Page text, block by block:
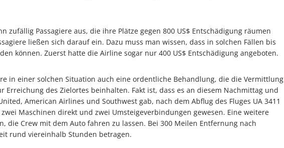
zufällig Passagiere aus, die ihre Plätze gegen 800 US$ Entschädigung räumen
ließen sich darauf ein. Dazu muss man wissen, dass in solchen Fällen bis
können. Zuerst hatte die Airline sogar nur 400 US$ Entschädigung angeboten.
in einer solchen Situation auch eine ordentliche Behandlung, die die Vermittlung
Erreichung des Zielortes beinhalten. Fakt ist, dass es an diesem Nachmittag und
American Airlines und Southwest gab, nach dem Abflug des Fluges UA 3411
Maschinen direkt und zwei Umsteigeverbindungen gewesen. Eine weitere
die Crew mit dem Auto fahren zu lassen. Bei 300 Meilen Entfernung nach
rund viereinhalb Stunden betragen.